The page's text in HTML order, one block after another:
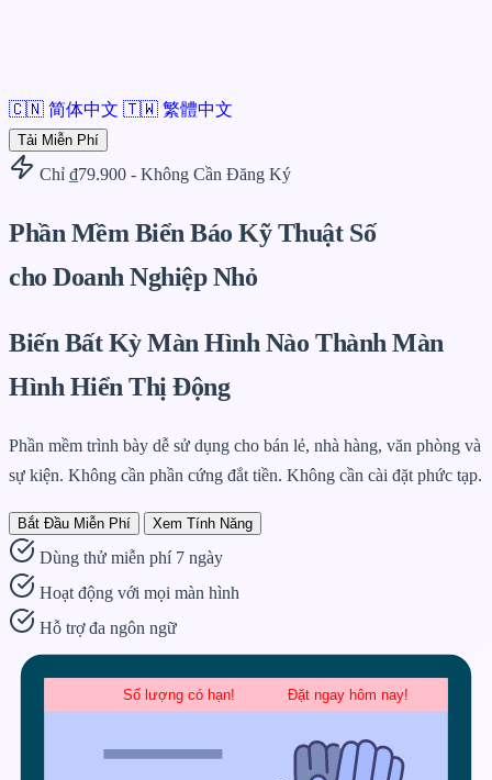
🇨🇳 简体中文 🇹🇼 繁體中文
Tải Miễn Phí
Chỉ ₫79.900 - Không Cần Đăng Ký
Phần Mềm Biển Báo Kỹ Thuật Số
cho Doanh Nghiệp Nhỏ
Biến Bất Kỳ Màn Hình Nào Thành Màn
Hình Hiển Thị Động
Phần mềm trình bày dễ sử dụng cho bán lẻ, nhà hàng, văn phòng và
sự kiện. Không cần phần cứng đắt tiền. Không cần cài đặt phức tạp.
Bắt Đầu Miễn Phí Xem Tính Năng
Dùng thử miễn phí 7 ngày
Hoạt động với mọi màn hình
Hỗ trợ đa ngôn ngữ
Số lượng có hạn!            Đặt ngay hôm nay!            Thanh chạy